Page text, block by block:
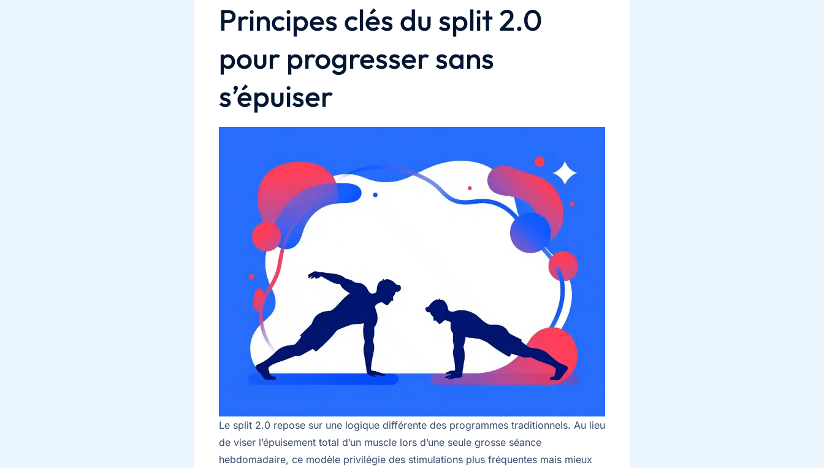
Principes clés du split 2.0
pour progresser sans
s’épuiser
Le split 2.0 repose sur une logique différente des programmes traditionnels. Au lieu
de viser l’épuisement total d’un muscle lors d’une seule grosse séance
hebdomadaire, ce modèle privilégie des stimulations plus fréquentes mais mieux